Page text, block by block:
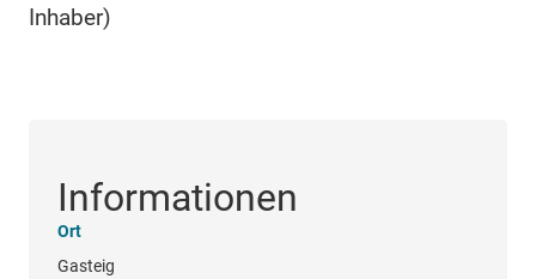
Inhaber)
Informationen
Ort
Gasteig